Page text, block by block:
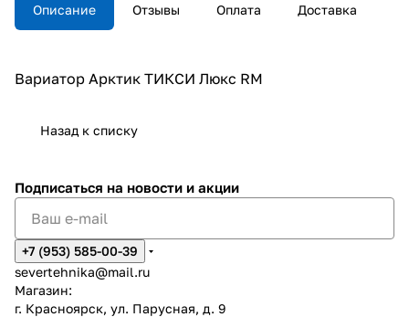
Описание Отзывы Оплата Доставка
Вариатор Арктик ТИКСИ Люкс RM
Назад к списку
Подписаться на новости и акции
+7 (953) 585-00-39
severtehnika@mail.ru
Магазин:
г. Красноярск, ул. Парусная, д. 9